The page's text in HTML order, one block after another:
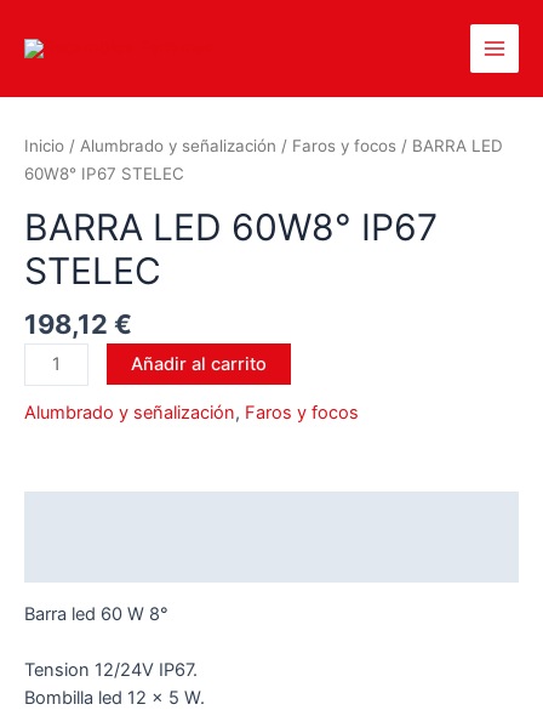
Inicio / Alumbrado y señalización / Faros y focos / BARRA LED
60W8° IP67 STELEC
BARRA LED 60W8° IP67
STELEC
198,12 €
Añadir al carrito
Alumbrado y señalización, Faros y focos
Barra led 60 W 8°
Tension 12/24V IP67.
Bombilla led 12 x 5 W.